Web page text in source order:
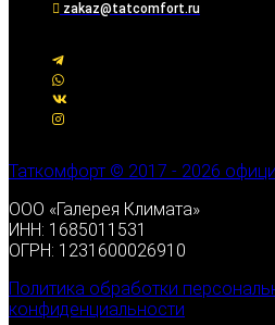
zakaz@tatcomfort.ru
Таткомфорт © 2017 - 2026
ООО «Галерея Климата»
ИНН: 1685011531
ОГРН: 1231600026910
Политика обработки
конфиденциальности